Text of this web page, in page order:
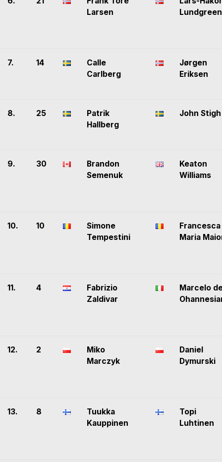
Larsen
Lundgreen
7. 14
Calle
Carlberg
Jørgen
Eriksen
8. 25
Patrik
Hallberg
John Stigh
9. 30
Brandon
Semenuk
Keaton
Williams
10. 10
Simone
Tempestini
Francesca
Maria
11. 4
Fabrizio
Zaldivar
Marcelo
12. 2
Miko
Marczyk
Daniel
Dymurski
13. 8
Tuukka
Kauppinen
Topi
Luhtinen